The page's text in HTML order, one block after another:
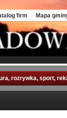
firm Mapa
rozrywka, sport,